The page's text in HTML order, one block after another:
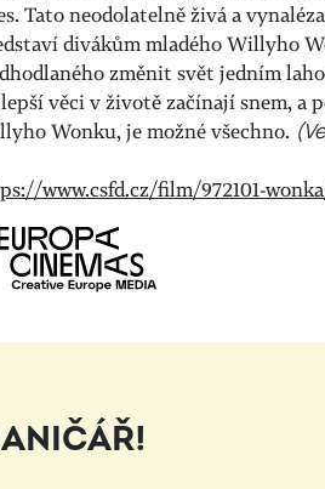
Tato neodolatelně živá a
divákům mladého Willyho
změnit svět jedním
věci v životě začínají snem, a
Wonku, je možné všechno.
www.csfd.cz/film/972101-